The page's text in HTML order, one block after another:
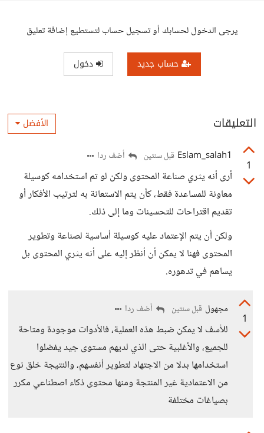
يرجى الدخول لحسابك أو تسجيل حساب لتستطيع إضافة تعليق
حساب جديد دخول
التعليقات الأفضل
1
Eslam_salah1 قبل سنتين أضف ردا
أرى أنه يثري صناعة المحتوى ولكن لو تم استخدامه كوسيلة
معاونة للمساعدة فقط، كأن يتم الاستعانة به لترتيب الأفكار أو
تقديم اقتراحات للتحسينات وما إلى ذلك.
ولكن أن يتم الإعتماد عليه كوسيلة أساسية لصناعة وتطوير
المحتوى فهنا لا يمكن أن أنظر إليه على أنه يثري المحتوى بل
يساهم في تدهوره.
1
مجهول قبل سنتين أضف ردا
للأسف لا يمكن ضبط هذه العملية، فالأدوات موجودة ومتاحة
للجميع، والأغلبية حتى الذي لديهم مستوى جيد يفضلوا
استخدامها بدلا من الاجتهاد لتطوير أنفسهم، والنتيجة خلق نوع
من الاعتمادية غير المنتجة ومنها محتوى ذكاء اصطناعي مكرر
بصياغات مختلفة